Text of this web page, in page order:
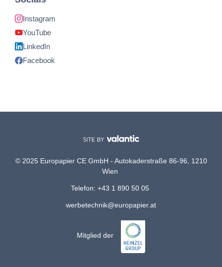
Instagram
YouTube
LinkedIn
Facebook
© 2025 Europapier CE GmbH - Autokaderstraße 86-96, 1210
Wien
Telefon: +43 1 890 50 05
werbetechnik@europapier.at
Mitglied der